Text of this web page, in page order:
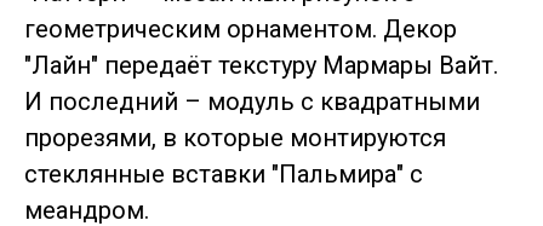
геометрическим орнаментом. Декор
"Лайн" передаёт текстуру Мармары Вайт.
И последний – модуль с квадратными
прорезями, в которые монтируются
стеклянные вставки "Пальмира" с
меандром.